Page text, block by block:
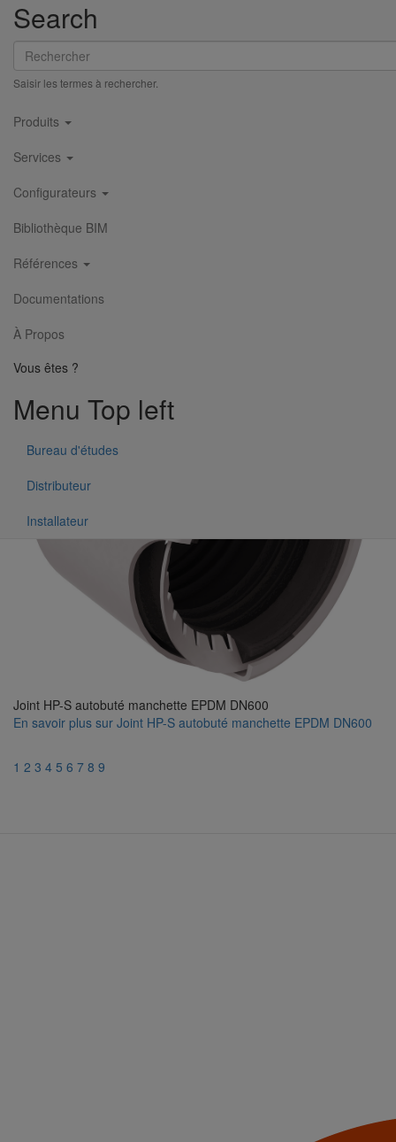
Search
Rechercher
Saisir les termes à rechercher.
Main
navigation
Produits
Services
Configurateurs
Bibliothèque BIM
Références
Documentations
À Propos
Vous êtes ?
Menu Top left
Bureau d'études
Distributeur
Installateur
Joint HP-S autobuté manchette nitrile DN400
En savoir plus
Joint HP-S autobuté manchette EPDM DN600
En savoir plus sur Joint HP-S autobuté manchette EPDM DN600
1 2 3 4 5 6 7 8 9